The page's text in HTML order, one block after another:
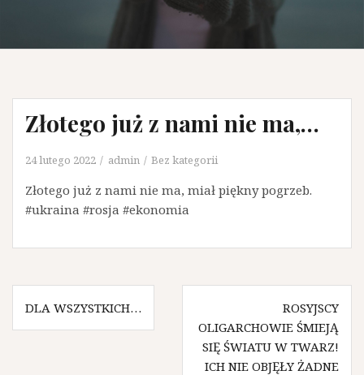
Złotego już z nami nie ma,…
24 lutego 2022 admin Bez kategorii
Złotego już z nami nie ma, miał piękny pogrzeb.
#ukraina #rosja #ekonomia
N
DLA WSZYSTKICH…
ROSYJSCY
OLIGARCHOWIE ŚMIEJĄ
SIĘ ŚWIATU W TWARZ!
ICH NIE OBJĘŁY ŻADNE